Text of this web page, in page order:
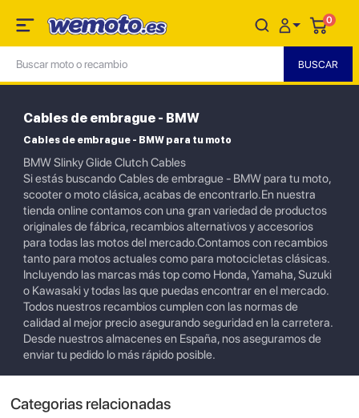
0
Cables de embrague - BMW
Cables de embrague - BMW para tu moto
BMW Slinky Glide Clutch Cables
Si estás buscando Cables de embrague - BMW para tu moto,
scooter o moto clásica, acabas de encontrarlo.En nuestra
tienda online contamos con una gran variedad de productos
originales de fábrica, recambios alternativos y accesorios
para todas las motos del mercado.Contamos con recambios
tanto para motos actuales como para motocicletas clásicas.
Incluyendo las marcas más top como Honda, Yamaha, Suzuki
o Kawasaki y todas las que puedas encontrar en el mercado.
Todos nuestros recambios cumplen con las normas de
calidad al mejor precio asegurando seguridad en la carretera.
Desde nuestros almacenes en España, nos aseguramos de
enviar tu pedido lo más rápido posible.
Categorias relacionadas